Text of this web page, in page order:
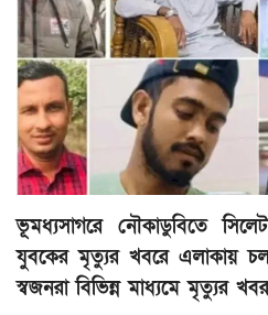
সিলেট বিভাগ
এক্সক্লুসিভ
মুক্তমত
প্রবাস
সংবাদ বিজ্ঞপ্তি
সাহিত্য
ভূমধ্যসাগরে নৌকাডুবিতে
যুবকের মৃত্যুর খবরে এলাকায়
স্বজনরা বিভিন্ন মাধ্যমে মৃত্যুর